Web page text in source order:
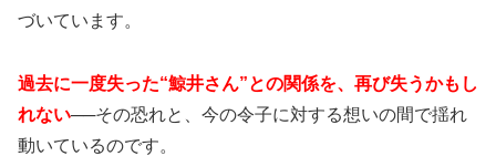
づいています。
過去に一度失った“鯨井さん”との関係を、再び失うかもし
れない──その恐れと、今の令子に対する想いの間で揺れ
動いているのです。